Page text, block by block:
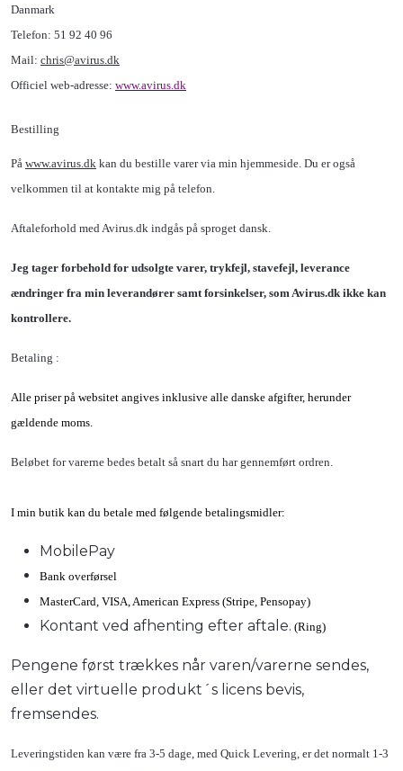
Danmark
Telefon: 51 92 40 96
Mail: chris@avirus.dk
Officiel web-adresse: www.avirus.dk
Bestilling
På www.avirus.dk kan du bestille varer via min hjemmeside. Du er også
velkommen til at kontakte mig på telefon.
Aftaleforhold med Avirus.dk indgås på sproget dansk.
Jeg tager forbehold for udsolgte varer, trykfejl, stavefejl, leverance
ændringer fra min leverandører samt forsinkelser, somAvirus.dk ikke kan
kontrollere.
Betaling :
Alle priser på websitet angives inklusive alle danske afgifter, herunder
gældende moms.
Beløbet for varerne bedes betalt så snart du har gennemført ordren.
I min butik kan du betale med følgende betalingsmidler:
MobilePay
Bank overførsel
MasterCard, VISA, American Express (Stripe, Pensopay)
Kontant ved afhenting efter aftale. (Ring)
Pengene først trækkes når varen/varerne sendes,
eller det virtuelle produkt´s licens bevis,
fremsendes.
Leveringstiden kan være fra 3-5 dage, med Quick Levering, er det normalt 1-3